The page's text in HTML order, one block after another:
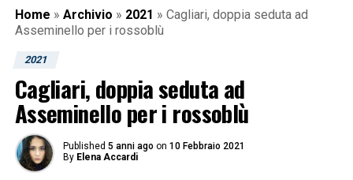
Home » Archivio » 2021 » Cagliari, doppia seduta ad
Asseminello per i rossoblù
2021
Cagliari, doppia seduta ad
Asseminello per i rossoblù
Published 5 anni ago on 10 Febbraio 2021
By Elena Accardi